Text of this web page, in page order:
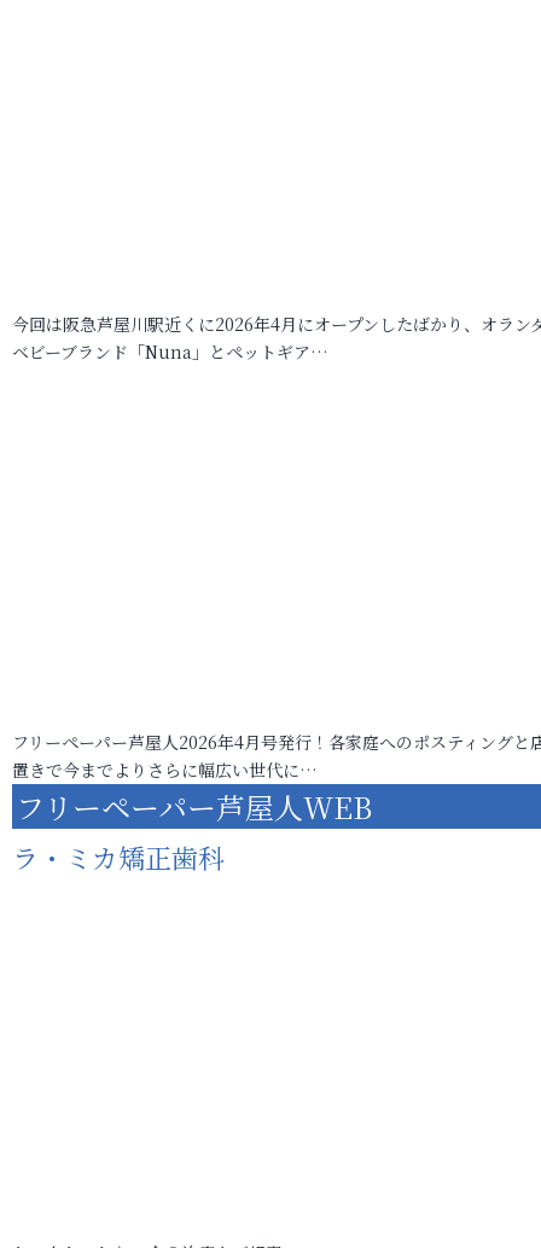
今回は阪急芦屋川駅近くに2026年4月にオープンしたばかり、オラン
ベビーブランド「Nuna」とペットギア…
フリーペーパー芦屋人2026年4月号発行！各家庭へのポスティングと
置きで今までよりさらに幅広い世代に…
フリーペーパー芦屋人WEB
ラ・ミカ矯正歯科